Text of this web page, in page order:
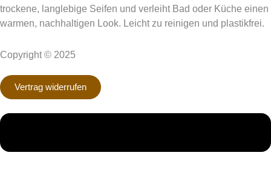
trockene, langlebige Seifen und verleiht Bad oder Küche einen
warmen, nachhaltigen Look. Leicht zu reinigen und plastikfrei.
Copyright © 2025
Vertrag widerrufen